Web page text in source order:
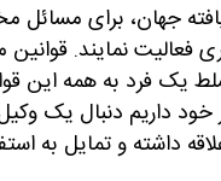
جهان، برای
نمایند. قوانین
یک فرد به همه این
خود داریم دنبال یک
داشته و تمایل به